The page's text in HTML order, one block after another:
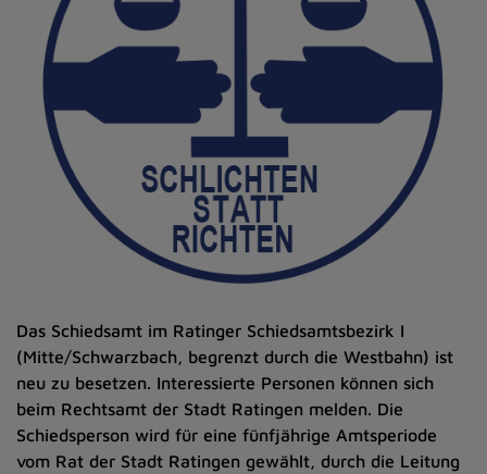
Das Schiedsamt im Ratinger Schiedsamtsbezirk I
(Mitte/Schwarzbach, begrenzt durch die Westbahn) ist
neu zu besetzen. Interessierte Personen können sich
beim Rechtsamt der Stadt Ratingen melden. Die
Schiedsperson wird für eine fünfjährige Amtsperiode
vom Rat der Stadt Ratingen gewählt, durch die Leitung